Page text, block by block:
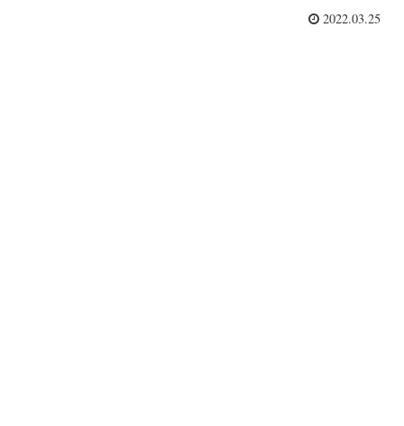
2022.03.25